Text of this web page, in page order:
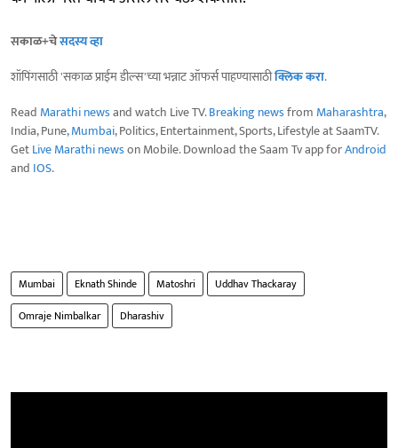
सकाळ+चेसदस्य व्हा
शॉपिंगसाठी 'सकाळ प्राईम डील्स'च्या भन्नाट ऑफर्स पाहण्यासाठीक्लिक करा.
Read Marathi newsand watch Live TV.Breaking newsfrom Maharashtra,
India, Pune,Mumbai, Politics, Entertainment, Sports, Lifestyle at SaamTV.
GetLive Marathi newson Mobile. Download the Saam Tv app forAndroid
and IOS.
Mumbai Eknath Shinde Matoshri
Uddhav Thackaray
Omraje Nimbalkar
Dharashiv